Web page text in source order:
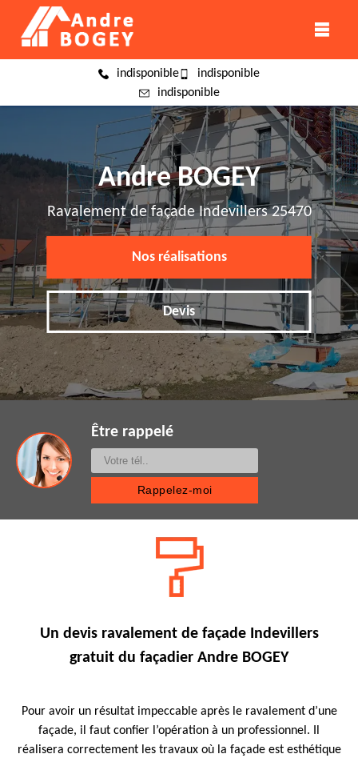
indisponible
indisponible
indisponible
Andre BOGEY
Ravalement de façade Indevillers 25470
Nos réalisations
Devis
Être rappelé
Un devis ravalement de façade Indevillers
gratuit du façadier Andre BOGEY
Pour avoir un résultat impeccable après le ravalement d’une
façade, il faut confier l’opération à un professionnel. Il
réalisera correctement les travaux où la façade est esthétique